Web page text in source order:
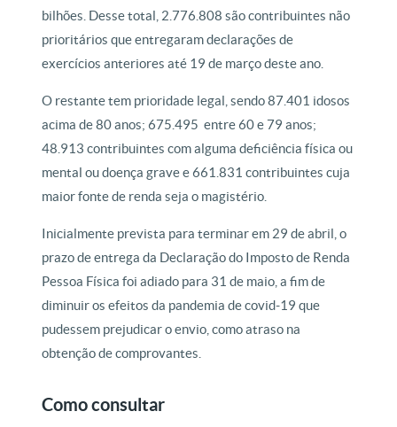
bilhões. Desse total, 2.776.808 são contribuintes não
prioritários que entregaram declarações de
exercícios anteriores até 19 de março deste ano.
O restante tem prioridade legal, sendo 87.401 idosos
acima de 80 anos; 675.495 entre 60 e 79 anos;
48.913 contribuintes com alguma deficiência física ou
mental ou doença grave e 661.831 contribuintes cuja
maior fonte de renda seja o magistério.
Inicialmente prevista para terminar em 29 de abril, o
prazo de entrega da Declaração do Imposto de Renda
Pessoa Física foi adiado para 31 de maio, a fim de
diminuir os efeitos da pandemia de covid-19 que
pudessem prejudicar o envio, como atraso na
obtenção de comprovantes.
Como consultar